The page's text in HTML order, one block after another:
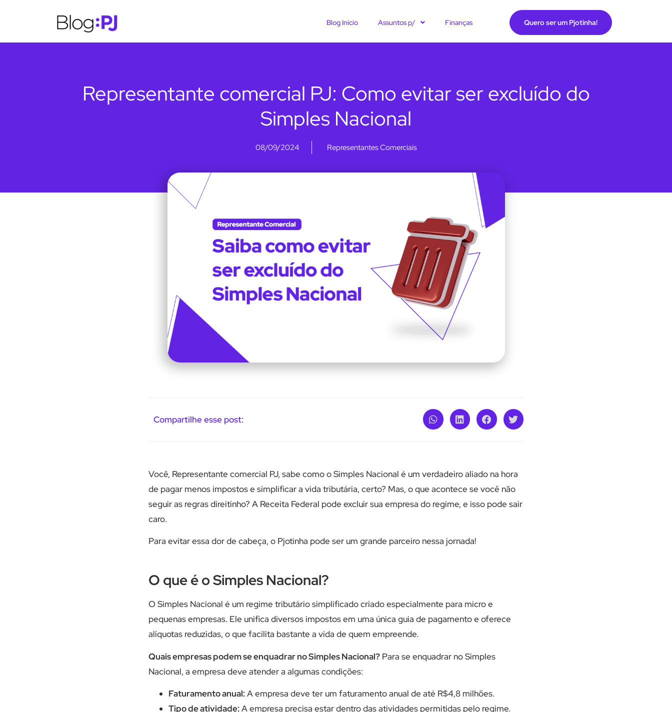
Blog Início Assuntos p/ Finanças Quero ser um Pjotinha!
Representante comercial PJ: Como evitar ser excluído do
Simples Nacional
08/09/2024 Representantes Comerciais
Compartilhe esse post:
Você, Representante comercial PJ, sabe como o Simples Nacional é um verdadeiro aliado na hora
de pagar menos impostos e simplificar a vida tributária, certo? Mas, o que acontece se você não
seguir as regras direitinho? A Receita Federal pode excluir sua empresa do regime, e isso pode sair
caro.
Para evitar essa dor de cabeça, o Pjotinha pode ser um grande parceiro nessa jornada!
O que é o Simples Nacional?
O Simples Nacional é um regime tributário simplificado criado especialmente para micro e
pequenas empresas. Ele unifica diversos impostos em uma única guia de pagamento e oferece
alíquotas reduzidas, o que facilita bastante a vida de quem empreende.
Quais empresas podem se enquadrar no Simples Nacional? Para se enquadrar no Simples
Nacional, a empresa deve atender a algumas condições:
Faturamento anual:A empresa deve ter um faturamento anual de até R$4,8 milhões.
Tipo de atividade:A empresa precisa estar dentro das atividades permitidas pelo regime.